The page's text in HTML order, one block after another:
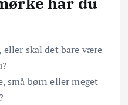
skal det bare være
små børn eller meget